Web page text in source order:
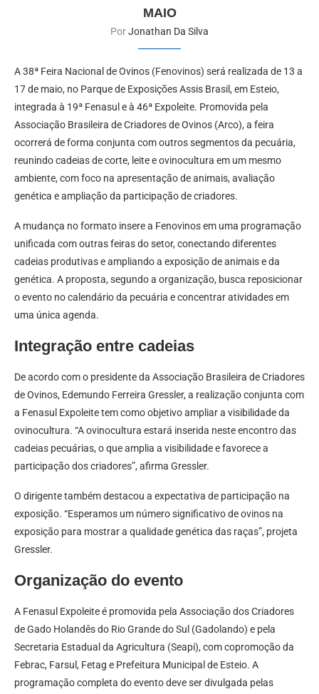
MAIO
PorJonathan Da Silva
A 38ª Feira Nacional de Ovinos (Fenovinos) será realizada de 13 a
17 de maio, no Parque de Exposições Assis Brasil, em Esteio,
integrada à 19ª Fenasul e à 46ª Expoleite. Promovida pela
Associação Brasileira de Criadores de Ovinos (Arco), a feira
ocorrerá de forma conjunta com outros segmentos da pecuária,
reunindo cadeias de corte, leite e ovinocultura em um mesmo
ambiente, com foco na apresentação de animais, avaliação
genética e ampliação da participação de criadores.
A mudança no formato insere a Fenovinos em uma programação
unificada com outras feiras do setor, conectando diferentes
cadeias produtivas e ampliando a exposição de animais e da
genética. A proposta, segundo a organização, busca reposicionar
o evento no calendário da pecuária e concentrar atividades em
uma única agenda.
Integração entre cadeias
De acordo com o presidente da Associação Brasileira de Criadores
de Ovinos, Edemundo Ferreira Gressler, a realização conjunta com
a Fenasul Expoleite tem como objetivo ampliar a visibilidade da
ovinocultura. “A ovinocultura estará inserida neste encontro das
cadeias pecuárias, o que amplia a visibilidade e favorece a
participação dos criadores”, afirma Gressler.
O dirigente também destacou a expectativa de participação na
exposição. “Esperamos um número significativo de ovinos na
exposição para mostrar a qualidade genética das raças”, projeta
Gressler.
Organização do evento
A Fenasul Expoleite é promovida pela Associação dos Criadores
de Gado Holandês do Rio Grande do Sul (Gadolando) e pela
Secretaria Estadual da Agricultura (Seapi), com copromoção da
Febrac, Farsul, Fetag e Prefeitura Municipal de Esteio. A
programação completa do evento deve ser divulgada pelas